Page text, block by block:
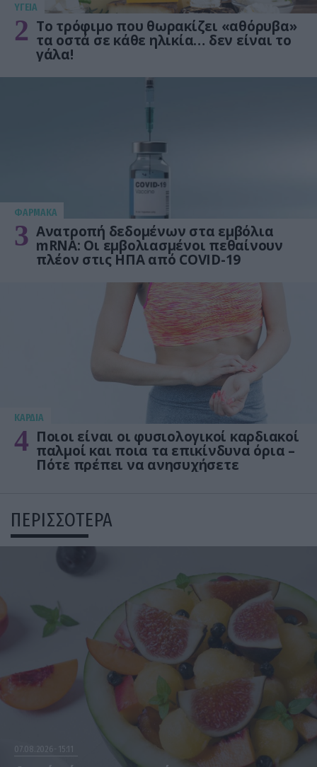
ΥΓΕΙΑ
2 Το τρόφιμο που θωρακίζει «αθόρυβα»
τα οστά σε κάθε ηλικία… δεν είναι το
γάλα!
ΦΑΡΜΑΚΑ
3 Ανατροπή δεδομένων στα εμβόλια
mRNA: Οι εμβολιασμένοι πεθαίνουν
πλέον στις ΗΠΑ από COVID-19
KΑΡΔΙΑ
4 Ποιοι είναι οι φυσιολογικοί καρδιακοί
παλμοί και ποια τα επικίνδυνα όρια –
Πότε πρέπει να ανησυχήσετε
ΠΕΡΙΣΣΟΤΕΡΑ
07.08.2026 15:11